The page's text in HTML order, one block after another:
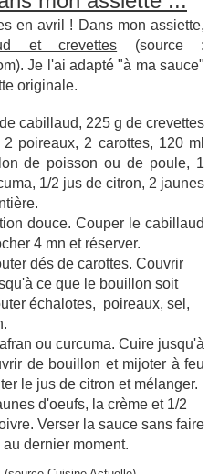
en avril ! Dans mon assiette,
et crevettes (source :
Je l'ai adapté "à ma sauce"
originale.
cabillaud, 225 g de crevettes
poireaux, 2 carottes, 120 ml
de poisson ou de poule, 1
1/2 jus de citron, 2 jaunes
douce. Couper le cabillaud
4 mn et réserver.
dés de carottes. Couvrir
ce que le bouillon soit
échalotes, poireaux, sel,
ou curcuma. Cuire jusqu'à
de bouillon et mijoter à feu
le jus de citron et mélanger.
d'oeufs, la crème et 1/2
Verser la sauce sans faire
dernier moment.